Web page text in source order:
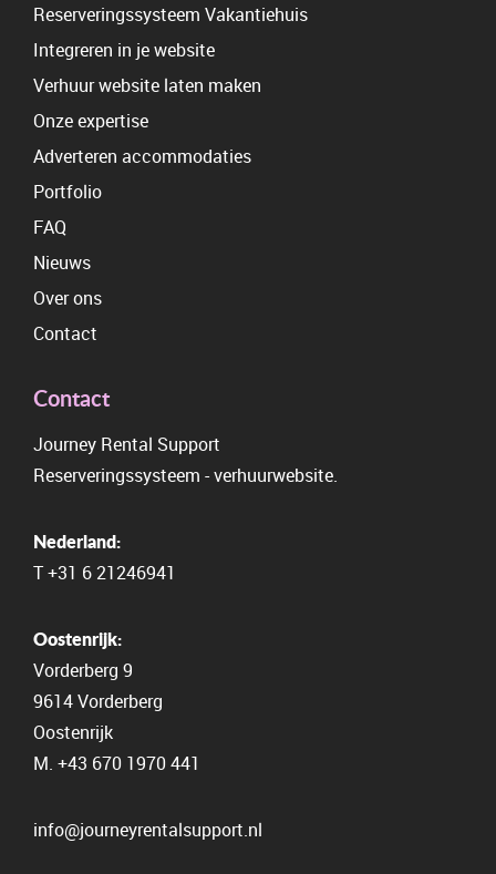
Reserveringssysteem Vakantiehuis
Integreren in je website
Verhuur website laten maken
Onze expertise
Adverteren accommodaties
Portfolio
FAQ
Nieuws
Over ons
Contact
Contact
Journey Rental Support
Reserveringssysteem -verhuurwebsite.
Nederland:
T+31 6 21246941
Oostenrijk:
Vorderberg 9
9614 Vorderberg
Oostenrijk
M. +43 670 1970 441
info@journeyrentalsupport.nl